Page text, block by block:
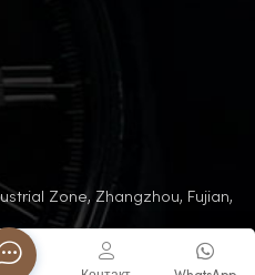
Zone, Zhangzhou, Fujian,